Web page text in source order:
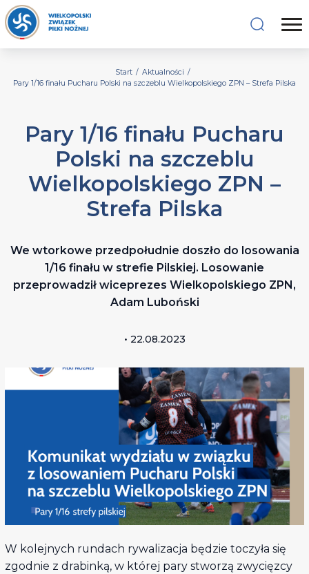
Start / Aktualności /
Pary 1/16 finału Pucharu Polski na szczeblu Wielkopolskiego ZPN – Strefa Pilska
Pary 1/16 finału Pucharu
Polski na szczeblu
Wielkopolskiego ZPN –
Strefa Pilska
We wtorkowe przedpołudnie doszło do losowania
1/16 finału w strefie Pilskiej. Losowanie
przeprowadził wiceprezes Wielkopolskiego ZPN,
Adam Luboński
• 22.08.2023
W kolejnych rundach rywalizacja będzie toczyła się
zgodnie z drabinką, w której pary stworzą zwycięzcy